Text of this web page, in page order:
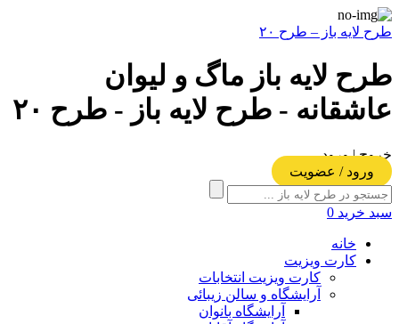
طرح لایه باز – طرح ۲۰
طرح لایه باز ماگ و لیوان
عاشقانه - طرح لایه باز - طرح ۲۰
خروج | ورود
ورود / عضویت
سبد خرید 0
خانه
کارت ویزیت
کارت ویزیت انتخابات
آرایشگاه و سالن زیبائی
آرایشگاه بانوان